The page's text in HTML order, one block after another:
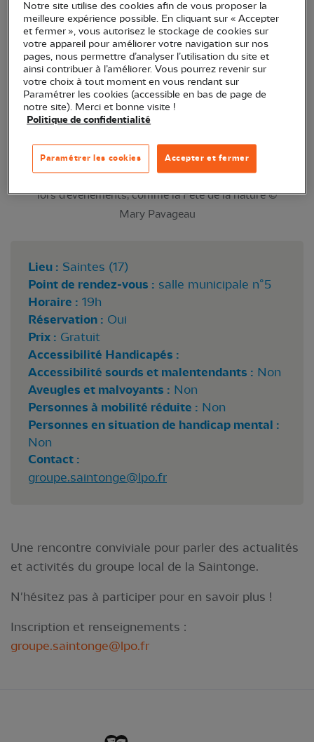
de Saintes et ses environs !
Les bénévoles font connaître la LPO à Saintes
lors d'événements, comme la Fête de la nature ©
Mary Pavageau
Lieu : Saintes (17)
Point de rendez-vous : salle municipale n°5
Horaire : 19h
Réservation : Oui
Prix : Gratuit
Accessibilité Handicapés :
Accessibilité sourds et malentendants : Non
Aveugles et malvoyants : Non
Personnes à mobilité réduite : Non
Personnes en situation de handicap mental :
Non
Contact :
groupe.saintonge@lpo.fr
Une rencontre conviviale pour parler des actualités
et activités du groupe local de la Saintonge.
N'hésitez pas à participer pour en savoir plus !
Inscription et renseignements :
groupe.saintonge@lpo.fr
Notre site utilise des cookies afin de vous proposer la
meilleure expérience possible. En cliquant sur « Accepter
et fermer », vous autorisez le stockage de cookies sur
votre appareil pour améliorer votre navigation sur nos
pages, nous permettre d’analyser l’utilisation du site et
ainsi contribuer à l’améliorer. Vous pourrez revenir sur
votre choix à tout moment en vous rendant sur
Paramétrer les cookies (accessible en bas de page de
notre site). Merci et bonne visite !
Politique de confidentialité
Accepter et fermer
Paramétrer les cookies